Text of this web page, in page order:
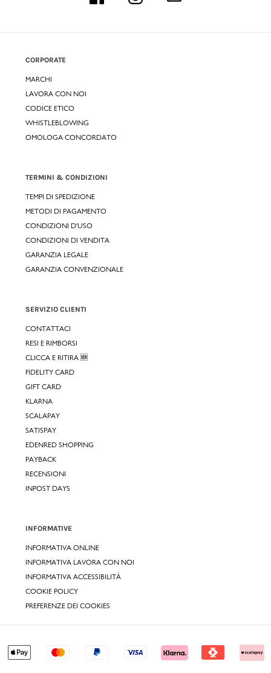
CORPORATE
MARCHI
LAVORA CON NOI
CODICE ETICO
WHISTLEBLOWING
OMOLOGA CONCORDATO
TERMINI & CONDIZIONI
TEMPI DI SPEDIZIONE
METODI DI PAGAMENTO
CONDIZIONI D'USO
CONDIZIONI DI VENDITA
GARANZIA LEGALE
GARANZIA CONVENZIONALE
SERVIZIO CLIENTI
CONTATTACI
RESI E RIMBORSI
CLICCA E RITIRA 🆕
FIDELITY CARD
GIFT CARD
KLARNA
SCALAPAY
SATISPAY
EDENRED SHOPPING
PAYBACK
RECENSIONI
INPOST DAYS
INFORMATIVE
INFORMATIVA ONLINE
INFORMATIVA LAVORA CON NOI
INFORMATIVA ACCESSIBILITÀ
COOKIE POLICY
PREFERENZE DEI COOKIES